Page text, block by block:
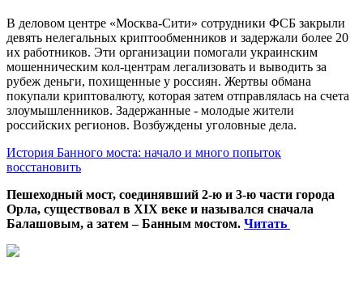
В деловом центре «Москва-Сити» сотрудники ФСБ закрыли
девять нелегальных криптообменников и задержали более 20
их работников. Эти организации помогали украинским
мошенническим кол-центрам легализовать и выводить за
рубеж деньги, похищенные у россиян. Жертвы обмана
покупали криптовалюту, которая затем отправлялась на счета
злоумышленников. Задержанные - молодые жители
российских регионов. Возбуждены уголовные дела.
История Банного моста: начало и много попыток
восстановить
Пешеходный мост, соединявший 2-ю и 3-ю части города
Орла, существовал в XIX веке и назывался сначала
Балашовым, а затем – Банным мостом. Читать